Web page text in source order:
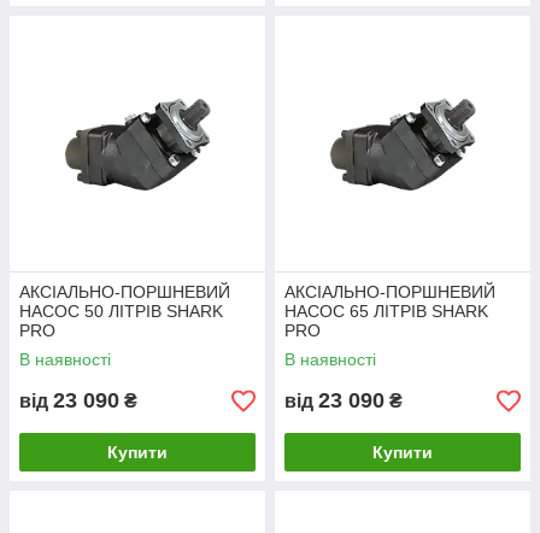
АКСІАЛЬНО-ПОРШНЕВИЙ
НАСОС 50 ЛІТРІВ SHARK
PRO
В наявності
від 23 090 ₴
Купити
АКСІАЛЬНО-ПОРШНЕВИЙ
НАСОС 65 ЛІТРІВ SHARK
PRO
В наявності
від 23 090 ₴
Купити